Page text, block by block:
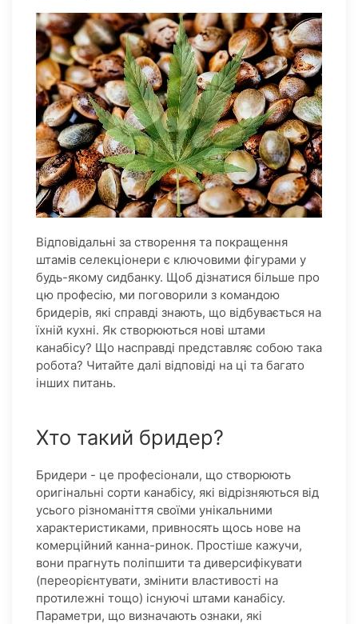
Відповідальні за створення та покращення
штамів селекціонери є ключовими фігурами у
будь-якому сидбанку. Щоб дізнатися більше про
цю професію, ми поговорили з командою
бридерів, які справді знають, що відбувається на
їхній кухні. Як створюються нові штами
канабісу? Що насправді представляє собою така
робота? Читайте далі відповіді на ці та багато
інших питань.
Хто такий бридер?
Бридери - це професіонали, що створюють
оригінальні сорти канабісу, які відрізняються від
усього різноманіття своїми унікальними
характеристиками, привносять щось нове на
комерційний канна-ринок. Простіше кажучи,
вони прагнуть поліпшити та диверсифікувати
(переорієнтувати, змінити властивості на
протилежні тощо) існуючі штами канабісу.
Параметри, що визначають ознаки, які